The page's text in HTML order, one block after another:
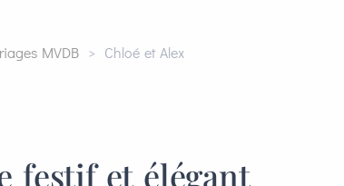
MVDB> Chloé et Alex
festif et élégant